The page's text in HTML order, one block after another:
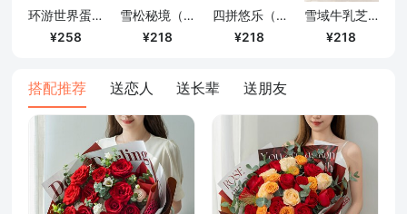
环游世界蛋糕（约454g）
258
雪松秘境（约454g）
218
四拼悠乐（ 约454g）
218
雪域牛乳芝士蛋糕（约454g）
218
搭配推荐 送恋人 送长辈 送朋友